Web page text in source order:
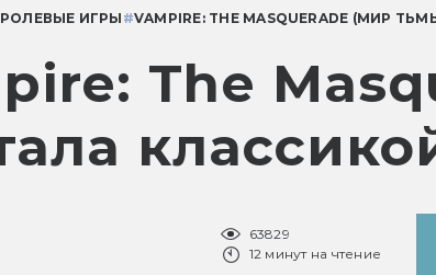
РОЛЕВЫЕ ИГРЫ #VAMPIRE: THE MASQUERADE (МИР
The
63829
12 минут на чтение